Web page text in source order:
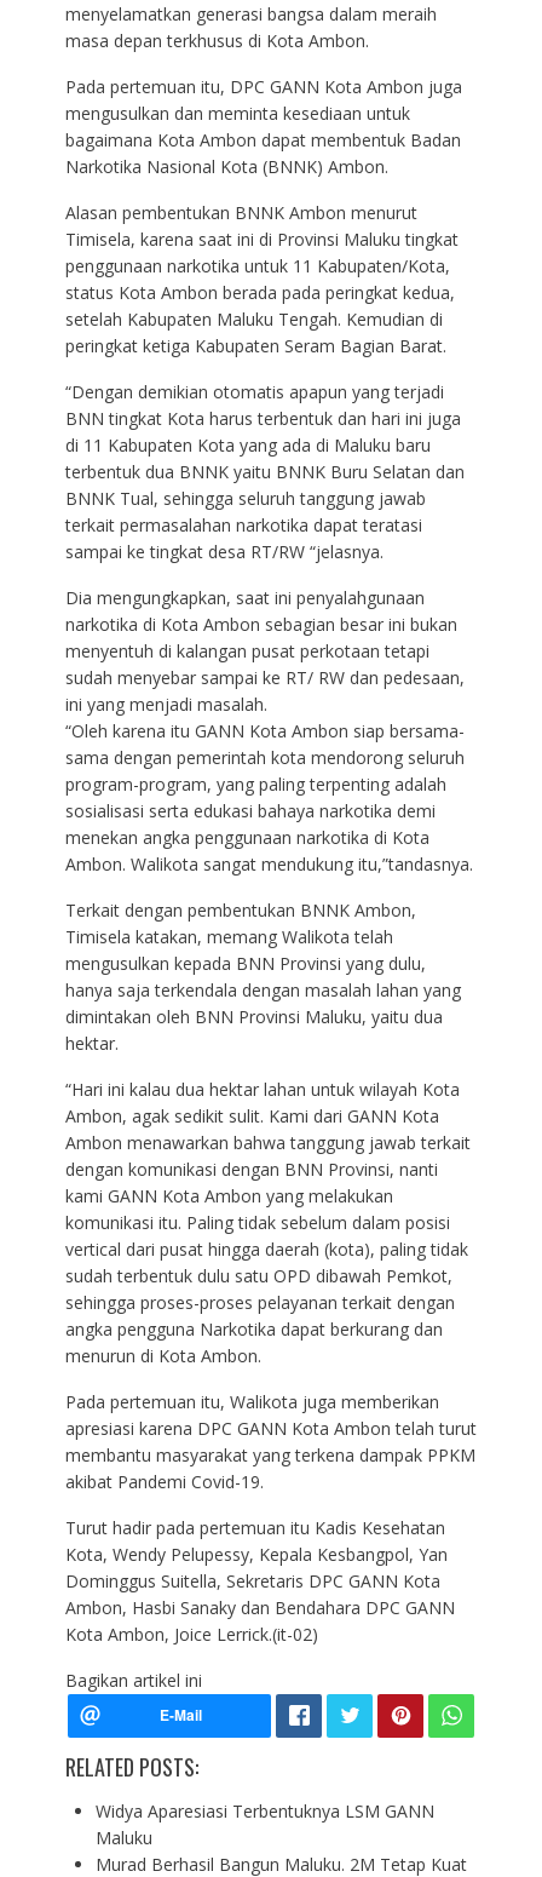
menyelamatkan generasi bangsa dalam meraih
masa depan terkhusus di Kota Ambon.
Pada pertemuan itu, DPC GANN Kota Ambon juga
mengusulkan dan meminta kesediaan untuk
bagaimana Kota Ambon dapat membentuk Badan
Narkotika Nasional Kota (BNNK) Ambon.
Alasan pembentukan BNNK Ambon menurut
Timisela, karena saat ini di Provinsi Maluku tingkat
penggunaan narkotika untuk 11 Kabupaten/Kota,
status Kota Ambon berada pada peringkat kedua,
setelah Kabupaten Maluku Tengah. Kemudian di
peringkat ketiga Kabupaten Seram Bagian Barat.
“Dengan demikian otomatis apapun yang terjadi
BNN tingkat Kota harus terbentuk dan hari ini juga
di 11 Kabupaten Kota yang ada di Maluku baru
terbentuk dua BNNK yaitu BNNK Buru Selatan dan
BNNK Tual, sehingga seluruh tanggung jawab
terkait permasalahan narkotika dapat teratasi
sampai ke tingkat desa RT/RW “jelasnya.
Dia mengungkapkan, saat ini penyalahgunaan
narkotika di Kota Ambon sebagian besar ini bukan
menyentuh di kalangan pusat perkotaan tetapi
sudah menyebar sampai ke RT/ RW dan pedesaan,
ini yang menjadi masalah.
“Oleh karena itu GANN Kota Ambon siap bersama-
sama dengan pemerintah kota mendorong seluruh
program-program, yang paling terpenting adalah
sosialisasi serta edukasi bahaya narkotika demi
menekan angka penggunaan narkotika di Kota
Ambon. Walikota sangat mendukung itu,”tandasnya.
Terkait dengan pembentukan BNNK Ambon,
Timisela katakan, memang Walikota telah
mengusulkan kepada BNN Provinsi yang dulu,
hanya saja terkendala dengan masalah lahan yang
dimintakan oleh BNN Provinsi Maluku, yaitu dua
hektar.
“Hari ini kalau dua hektar lahan untuk wilayah Kota
Ambon, agak sedikit sulit. Kami dari GANN Kota
Ambon menawarkan bahwa tanggung jawab terkait
dengan komunikasi dengan BNN Provinsi, nanti
kami GANN Kota Ambon yang melakukan
komunikasi itu. Paling tidak sebelum dalam posisi
vertical dari pusat hingga daerah (kota), paling tidak
sudah terbentuk dulu satu OPD dibawah Pemkot,
sehingga proses-proses pelayanan terkait dengan
angka pengguna Narkotika dapat berkurang dan
menurun di Kota Ambon.
Pada pertemuan itu, Walikota juga memberikan
apresiasi karena DPC GANN Kota Ambon telah turut
membantu masyarakat yang terkena dampak PPKM
akibat Pandemi Covid-19.
Turut hadir pada pertemuan itu Kadis Kesehatan
Kota, Wendy Pelupessy, Kepala Kesbangpol, Yan
Dominggus Suitella, Sekretaris DPC GANN Kota
Ambon, Hasbi Sanaky dan Bendahara DPC GANN
Kota Ambon, Joice Lerrick.(it-02)
Bagikan artikel ini
RELATED POSTS:
Widya Aparesiasi Terbentuknya LSM GANN
Maluku
Murad Berhasil Bangun Maluku. 2M Tetap Kuat